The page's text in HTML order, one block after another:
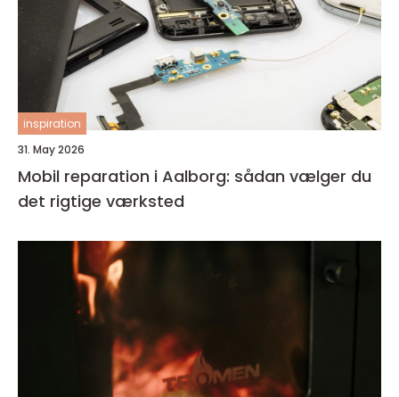
inspiration
31. May 2026
Mobil reparation i Aalborg: sådan vælger du
det rigtige værksted